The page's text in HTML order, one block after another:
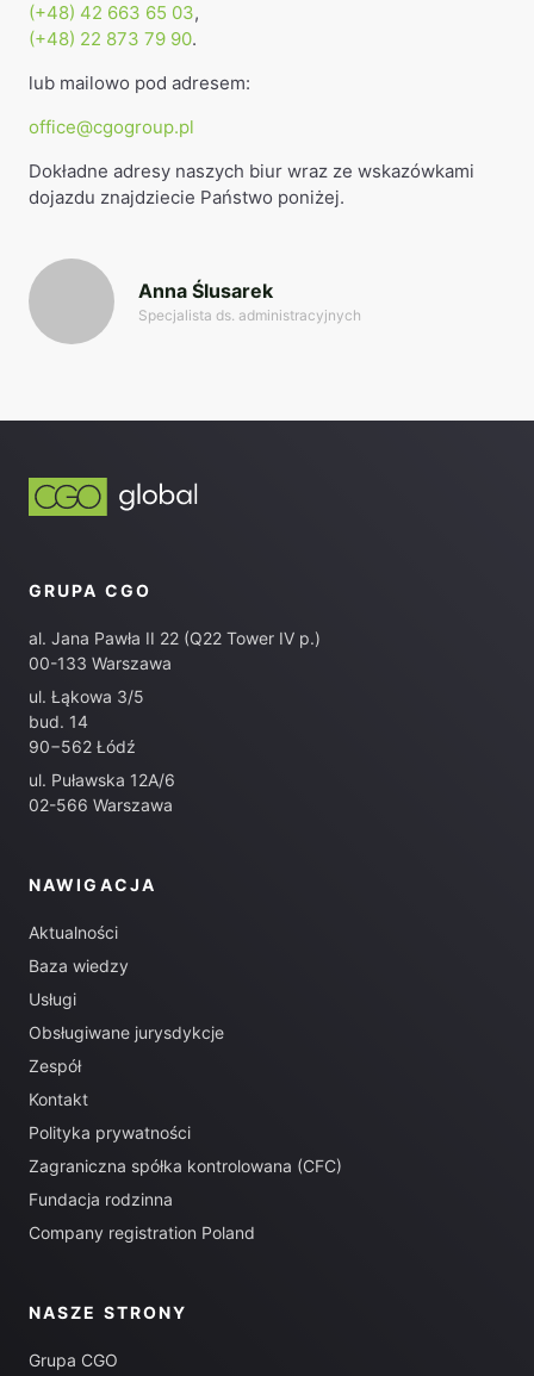
(+48) 42 663 65 03,
(+48) 22 873 79 90.
lub mailowo pod adresem:
office@cgogroup.pl
Dokładne adresy naszych biur wraz ze wskazówkami
dojazdu znajdziecie Państwo poniżej.
Anna Ślusarek
Specjalista ds. administracyjnych
GRUPA CGO
al. Jana Pawła II 22 (Q22 Tower IV p.)
00-133 Warszawa
ul. Łąkowa 3/5
bud. 14
90−562 Łódź
ul. Puławska 12A/6
02-566 Warszawa
NAWIGACJA
Aktualności
Baza wiedzy
Usługi
Obsługiwane jurysdykcje
Zespół
Kontakt
Polityka prywatności
Zagraniczna spółka kontrolowana (CFC)
Fundacja rodzinna
Company registration Poland
NASZE STRONY
Grupa CGO